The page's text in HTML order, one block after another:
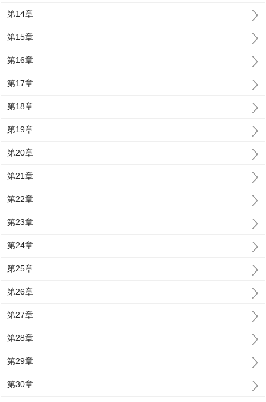
第14章
第15章
第16章
第17章
第18章
第19章
第20章
第21章
第22章
第23章
第24章
第25章
第26章
第27章
第28章
第29章
第30章